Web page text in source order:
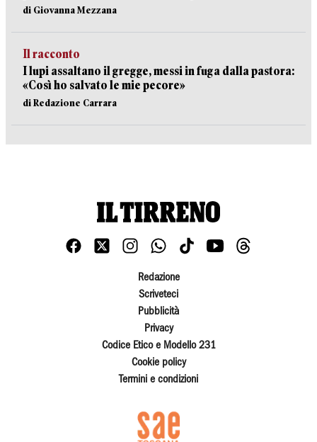
di Giovanna Mezzana
Il racconto
I lupi assaltano il gregge, messi in fuga dalla pastora:
«Così ho salvato le mie pecore»
di Redazione Carrara
Redazione
Scriveteci
Pubblicità
Privacy
Codice Etico e Modello 231
Cookie policy
Termini e condizioni